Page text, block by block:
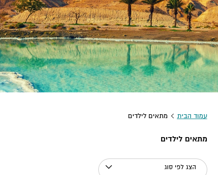
עמוד הבית מתאים לילדים
מתאים לילדים
הצג לפי סוג